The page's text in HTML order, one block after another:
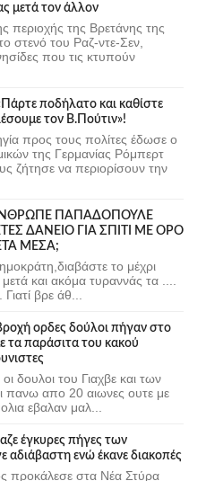
μετά τον άλλον
περιοχής της Βρετάνης της
στενό του Ραζ-ντε-Σεν,
που τις κτυπούν
ποδήλατο και καθίστε
τον Β.Πούτιν»!
προς τους πολίτες έδωσε ο
της Γερμανίας Ρόμπερτ
ζήτησε να περιορίσουν την
ΠΑΠΑΔΟΠΟΥΛΕ
ΔΑΝΕΙΟ ΓΙΑ ΣΠΙΤΙ ΜΕ ΟΡΟ
ΜΕΣΑ;
το μέχρι
και ακόμα τυραννάς τα ....
βρε άθ...
ορδες δούλοι πήγαν στο
τα παράσιτα του κακού
δουλοι του Γιαχβε και των
πανω απο 20 αιωνες ουτε με
εβαλαν μαλ...
έγκυρες πήγες των
ενώ έκανε διακοπές
προκάλεσε στα Νέα Στύρα